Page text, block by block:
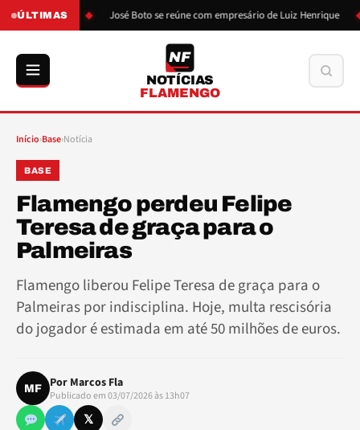
ÚLTIMAS
de Boto José Boto se reúne com empresário de Luiz Henrique
NF
NOTÍCIAS
FLAMENGO
Início›Base›Notícia
BASE
Flamengo perdeu Felipe
Teresa de graça para o
Palmeiras
Flamengo liberou Felipe Teresa de graça para o
Palmeiras por indisciplina. Hoje, multa rescisória
do jogador é estimada em até 50 milhões de euros.
MF Por Marcos Fla
Publicado em 03/07/2026 às 13h07
𝕏